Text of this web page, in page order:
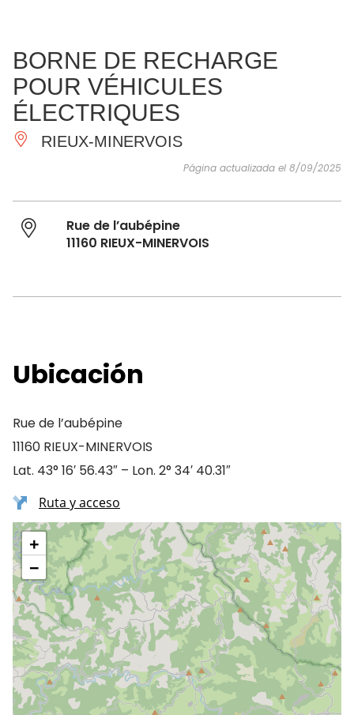
IMPRESCINDIBLES
HACER
INSPIRACIONES
BORNE DE RECHARGE
POUR VÉHICULES
ÉLECTRIQUES
RIEUX-MINERVOIS
Página actualizada el 8/09/2025
Rue de l’aubépine
11160 RIEUX-MINERVOIS
Ubicación
Rue de l’aubépine
11160 RIEUX-MINERVOIS
Lat. 43° 16′ 56.43″ – Lon. 2° 34′ 40.31″
Ruta y acceso
+
−